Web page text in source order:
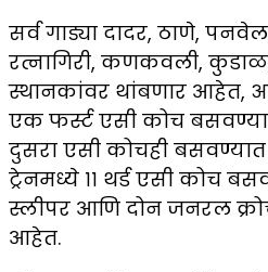
सर्व गाड्या दादर, ठाणे,
रत्नागिरी, कणकवली,
स्थानकांवर थांबणार आहेत,
एक फर्स्ट एसी कोच
दुसरा एसी कोचही
ट्रेनमध्ये ११ थर्ड एसी कोच
स्लीपर आणि दोन जनरल
आहेत.